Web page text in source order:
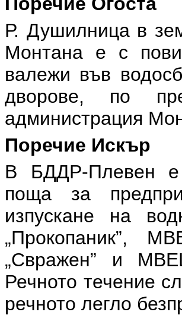
Р. Душилница в
Монтана е с
валежи във
дворове, по
администрация
Поречие Искър
В БДДР-Плевен е
поща за
изпускане на
„Прокопаник”,
„Свражен” и
Речното течение
речното легло